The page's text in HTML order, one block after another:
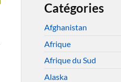
Catégories
Afghanistan
Afrique
Afrique du Sud
Alaska